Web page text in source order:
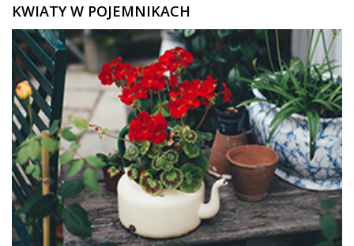
KWIATY W POJEMNIKACH